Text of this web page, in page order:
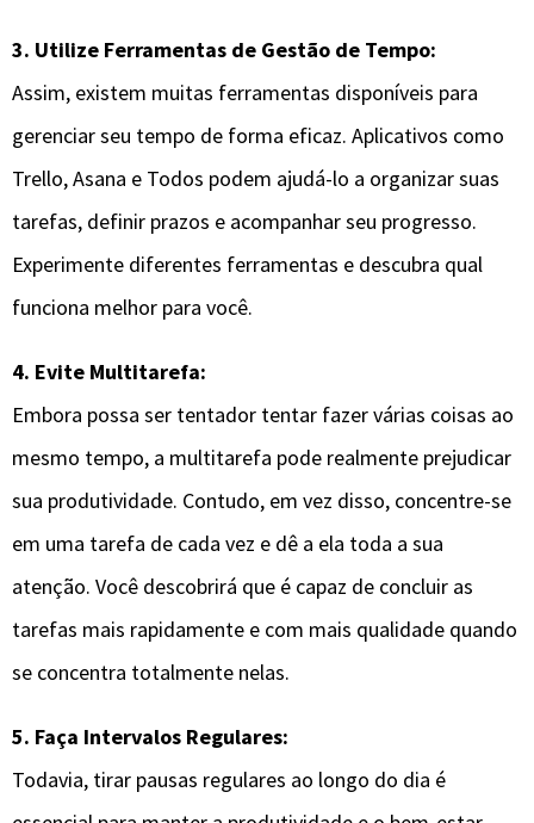
3. Utilize Ferramentas de Gestão de Tempo:
Assim, existem muitas ferramentas disponíveis para
gerenciar seu tempo de forma eficaz. Aplicativos como
Trello, Asana e Todos podem ajudá-lo a organizar suas
tarefas, definir prazos e acompanhar seu progresso.
Experimente diferentes ferramentas e descubra qual
funciona melhor para você.
4. Evite Multitarefa:
Embora possa ser tentador tentar fazer várias coisas ao
mesmo tempo, a multitarefa pode realmente prejudicar
sua produtividade. Contudo, em vez disso, concentre-se
em uma tarefa de cada vez e dê a ela toda a sua
atenção. Você descobrirá que é capaz de concluir as
tarefas mais rapidamente e com mais qualidade quando
se concentra totalmente nelas.
5. Faça Intervalos Regulares:
Todavia, tirar pausas regulares ao longo do dia é